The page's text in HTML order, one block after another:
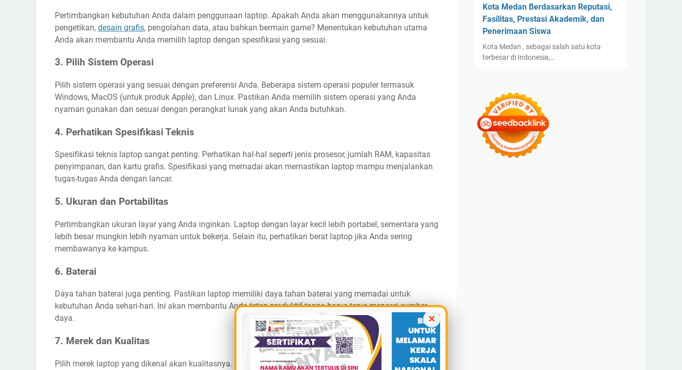
Pertimbangkan kebutuhan Anda dalam penggunaan laptop. Apakah Anda akan menggunakannya untuk
pengetikan, desain grafis, pengolahan data, atau bahkan bermain game? Menentukan kebutuhan utama
Anda akan membantu Anda memilih laptop dengan spesifikasi yang sesuai.
3. Pilih Sistem Operasi
Pilih sistem operasi yang sesuai dengan preferensi Anda. Beberapa sistem operasi populer termasuk
Windows, MacOS (untuk produk Apple), dan Linux. Pastikan Anda memilih sistem operasi yang Anda
nyaman gunakan dan sesuai dengan perangkat lunak yang akan Anda butuhkan.
4. Perhatikan Spesifikasi Teknis
Spesifikasi teknis laptop sangat penting. Perhatikan hal-hal seperti jenis prosesor, jumlah RAM, kapasitas
penyimpanan, dan kartu grafis. Spesifikasi yang memadai akan memastikan laptop mampu menjalankan
tugas-tugas Anda dengan lancar.
5. Ukuran dan Portabilitas
Pertimbangkan ukuran layar yang Anda inginkan. Laptop dengan layar kecil lebih portabel, sementara yang
lebih besar mungkin lebih nyaman untuk bekerja. Selain itu, perhatikan berat laptop jika Anda sering
membawanya ke kampus.
6. Baterai
Daya tahan baterai juga penting. Pastikan laptop memiliki daya tahan baterai yang memadai untuk
kebutuhan Anda sehari-hari. Ini akan membantu Anda tetap produktif tanpa harus terus mencari sumber
daya.
7. Merek dan Kualitas
Pilih merek laptop yang dikenal akan kualitasnya. Merek-merek terkenal seringkali menawarkan dukungan
Kota Medan Berdasarkan Reputasi,
Fasilitas, Prestasi Akademik, dan
Penerimaan Siswa
Kota Medan , sebagai salah satu kota
terbesar di Indonesia,…
×